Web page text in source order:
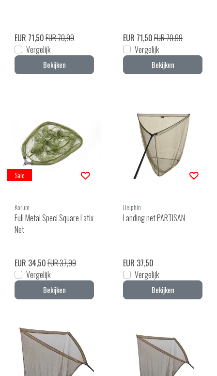
EUR 71,50EUR 70,99
Vergelijk
Bekijken
EUR 71,50EUR 70,99
Vergelijk
Bekijken
Sale
Korum
Full Metal Speci Square Latix
Net
EUR 34,50EUR 37,99
Vergelijk
Bekijken
Delphin
Landing net PARTISAN
EUR 37,50
Vergelijk
Bekijken